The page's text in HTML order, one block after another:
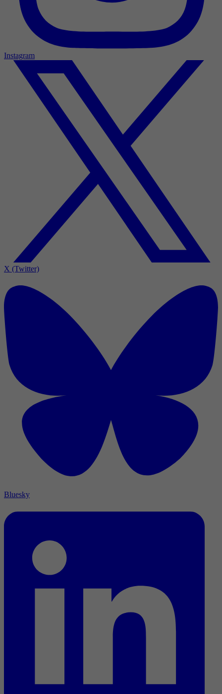
Instagram
X (Twitter)
Bluesky